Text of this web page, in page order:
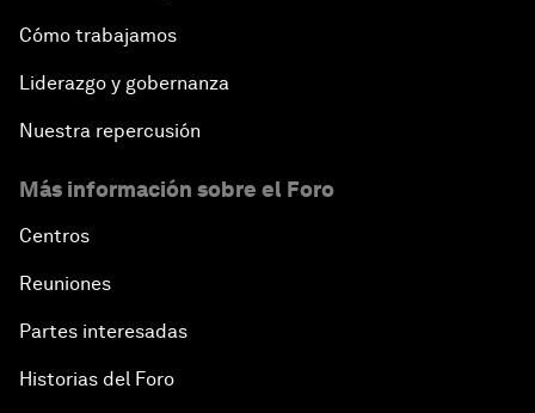
Cómo trabajamos
Liderazgo y gobernanza
Nuestra repercusión
Más información sobre el Foro
Centros
Reuniones
Partes interesadas
Historias del Foro